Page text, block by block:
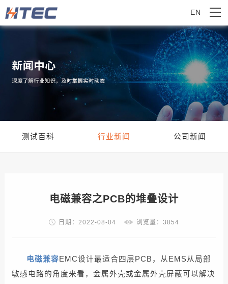
EN
测试百科 行业新闻 公司新闻
电磁兼容之PCB的堆叠设计
日期：2022-08-04 浏览量：3854
电磁兼容EMC设计最适合四层PCB，从EMS从局部
敏感电路的角度来看，金属外壳或金属外壳屏蔽可以解决